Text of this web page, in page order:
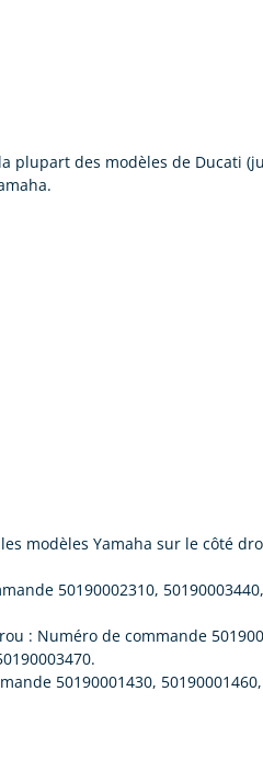
plupart des modèles de Ducati
modèles Yamaha sur le côté
50190002310,
: Numéro de commande
50190001430, 50190001460,